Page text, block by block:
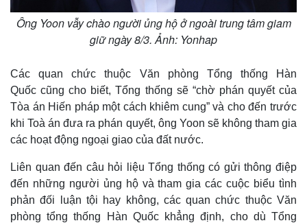
Quan sát
Cuộc sống đó đây
Hồ sơ
Video
Ảnh
E-Magazine
Infographic
Ông Yoon vẫy chào người ủng hộ ở ngoài trung tâm giam
giữ ngày 8/3. Ảnh: Yonhap
Các quan chức thuộc Văn phòng Tổng thống Hàn
Quốc cũng cho biết, Tổng thống sẽ “chờ phán quyết của
Tòa án Hiến pháp một cách khiêm cung” và cho đến trước
khi Toà án đưa ra phán quyết, ông Yoon sẽ không tham gia
các hoạt động ngoại giao của đất nước.
Liên quan đến câu hỏi liệu Tổng thống có gửi thông điệp
đến những người ủng hộ và tham gia các cuộc biểu tình
phản đối luận tội hay không, các quan chức thuộc Văn
phòng tổng thống Hàn Quốc khẳng định, cho dù Tổng